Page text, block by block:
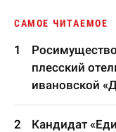
САМОЕ ЧИТАЕМОЕ
плесский
ивановской
Кандидат